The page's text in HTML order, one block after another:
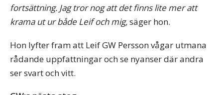
fortsättning. Jag tror nog att det finns lite mer att
krama ut ur både Leif och mig,säger hon.
Hon lyfter fram att Leif GW Persson vågar utmana
rådande uppfattningar och se nyanser där andra
ser svart och vitt.